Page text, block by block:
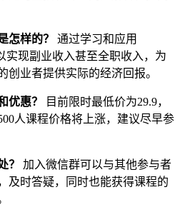
怎样的？
通过学习和应用
实现副业收入甚至全职收入，为
创业者提供实际的经济回报。
优惠？
目前限时最低价为29.9，
人课程价格将上涨，建议尽早参
？
加入微信群可以与其他参与者
及时答疑，同时也能获得课程的